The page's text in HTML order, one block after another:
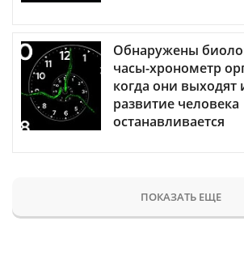
Обнаружены
часы-хронометр
когда они выходят
развитие человека
останавливается
ПОКАЗАТЬ ЕЩЕ